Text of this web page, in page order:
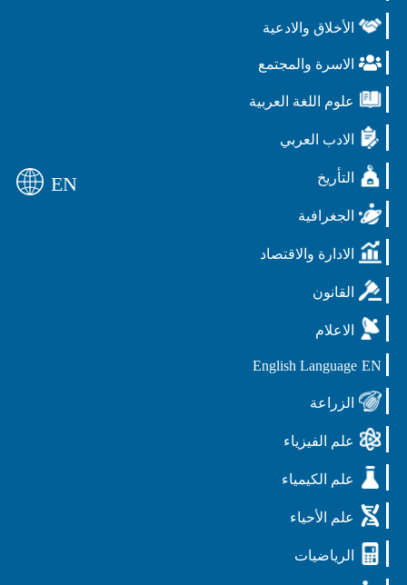
الأخلاق والادعية
الاسرة والمجتمع
علوم اللغة العربية
الادب العربي
التأريخ
الجغرافية
الادارة والاقتصاد
القانون
الاعلام
EN
English Language
الزراعة
علم الفيزياء
علم الكيمياء
علم الأحياء
الرياضيات
EN